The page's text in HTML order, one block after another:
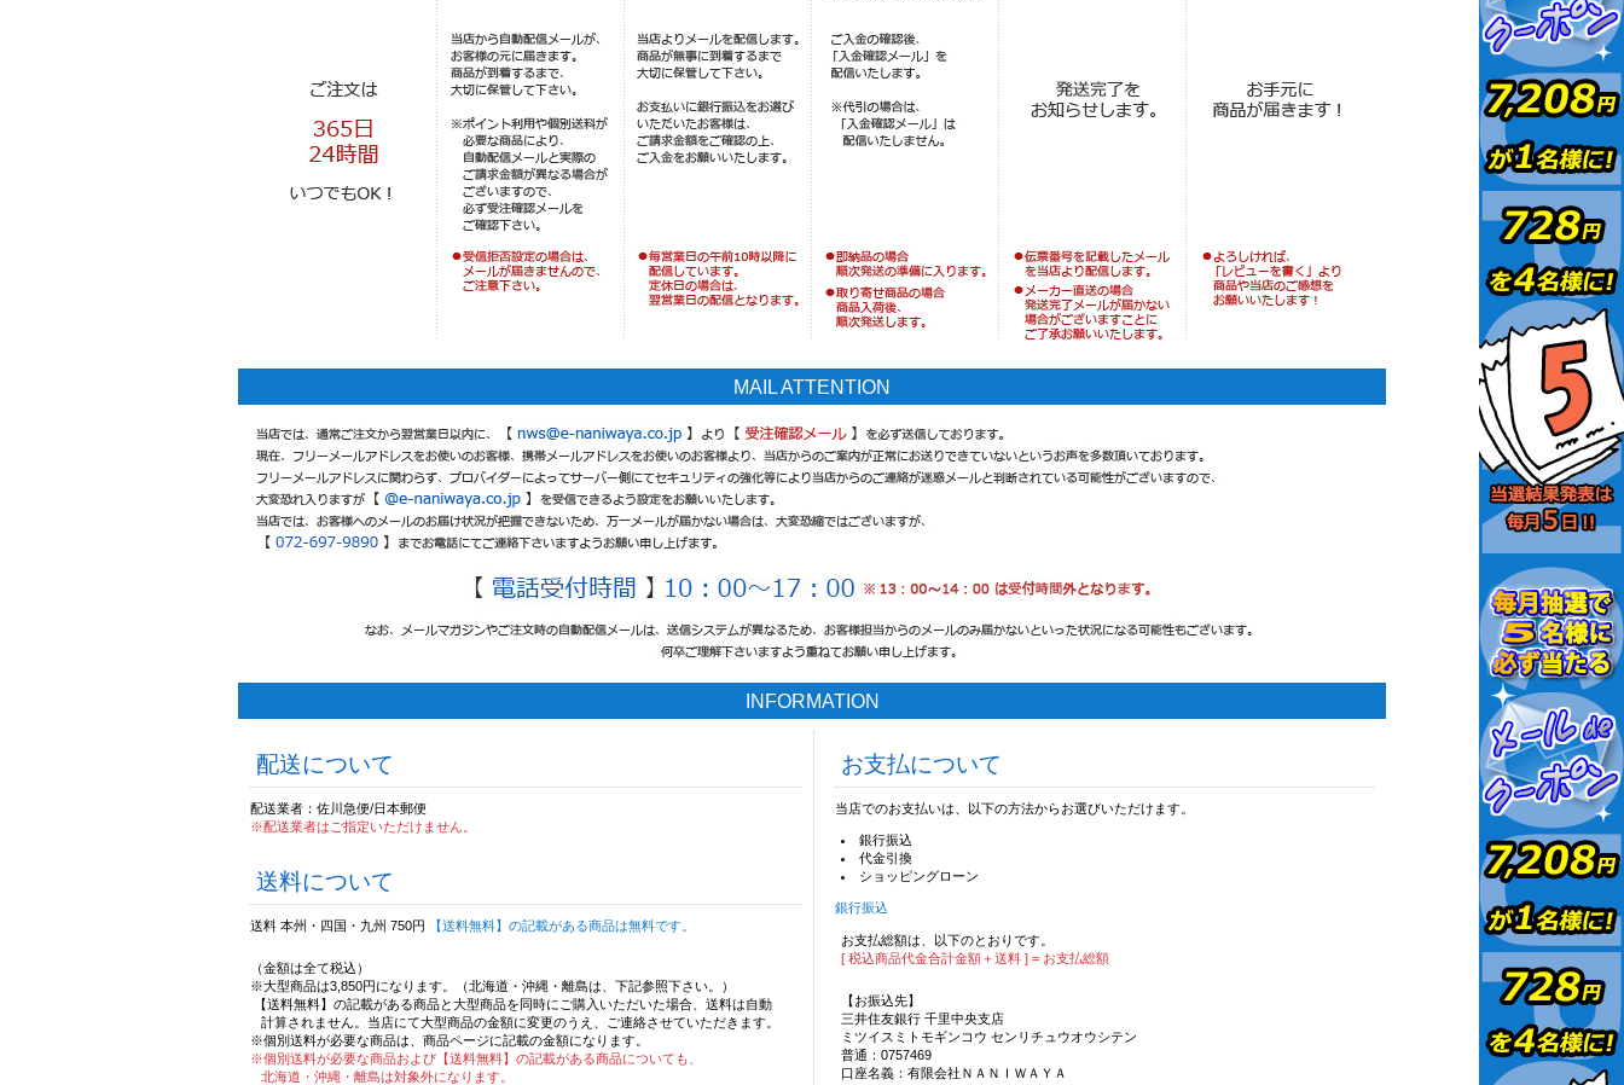
MAIL ATTENTION
INFORMATION
配送について
配送業者：佐川急便/日本郵便
※配送業者はご指定いただけません。
送料について
送料 本州・四国・九州 750円 【送料無料】の記載がある商品は無料です。
（金額は全て税込）
※大型商品は3,850円になります。（北海道・沖縄・離島は、下記参照下さい。）
【送料無料】の記載がある商品と大型商品を同時にご購入いただいた場合、送料は自動
計算されません。当店にて大型商品の金額に変更のうえ、ご連絡させていただきます。
※個別送料が必要な商品は、商品ページに記載の金額になります。
※個別送料が必要な商品および【送料無料】の記載がある商品についても、
北海道・沖縄・離島は対象外になります。
お支払について
当店でのお支払いは、以下の方法からお選びいただけます。
銀行振込
代金引換
ショッピングローン
銀行振込
お支払総額は、以下のとおりです。
[ 税込商品代金合計金額＋送料 ] = お支払総額
【お振込先】
三井住友銀行 千里中央支店
ミツイスミトモギンコウ センリチュウオウシテン
普通：0757469
口座名義：有限会社ＮＡＮＩＷＡＹＡ